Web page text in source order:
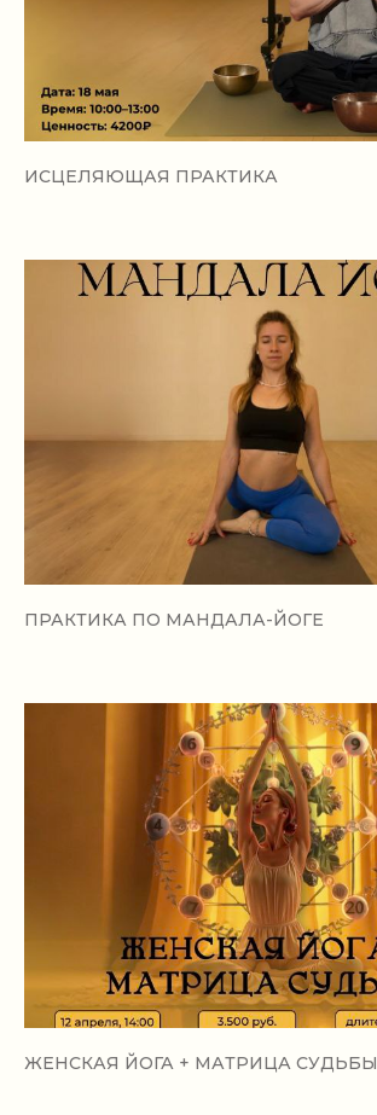
ИСЦЕЛЯЮЩАЯ ПРАКТИКА
ПРАКТИКА ПО МАНДАЛА-ЙОГЕ
ЖЕНСКАЯ ЙОГА + МАТРИЦА СУДЬБЫ